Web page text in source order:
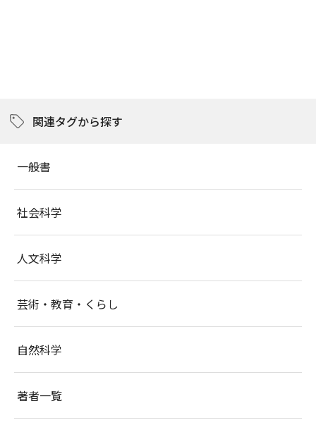
関連タグから探す
一般書
社会科学
人文科学
芸術・教育・くらし
自然科学
著者一覧